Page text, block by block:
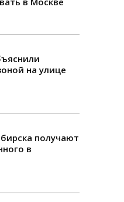
на улице
получают
в